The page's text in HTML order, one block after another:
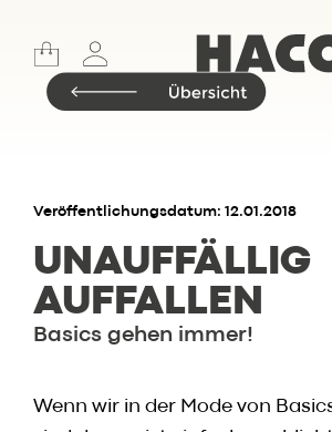
Lifestyle
Meet & Eat
Insider.BLOG
Rezepte
Veröffentlichungsdatum: 12.01.2018
UNAUFFÄLLIG
AUFFALLEN
Basics gehen immer!
Wenn wir in der Mode von